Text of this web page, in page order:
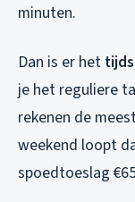
minuten.
Dan is er het
je het reguliere
rekenen de
weekend loopt
spoedtoeslag